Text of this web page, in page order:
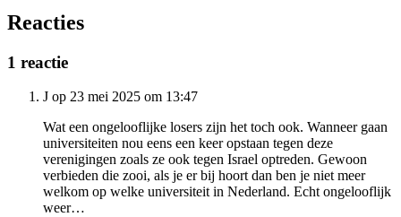
Reacties
1 reactie
J op 23 mei 2025 om 13:47
Wat een ongelooflijke losers zijn het toch ook. Wanneer gaan
universiteiten nou eens een keer opstaan tegen deze
verenigingen zoals ze ook tegen Israel optreden. Gewoon
verbieden die zooi, als je er bij hoort dan ben je niet meer
welkom op welke universiteit in Nederland. Echt ongelooflijk
weer…